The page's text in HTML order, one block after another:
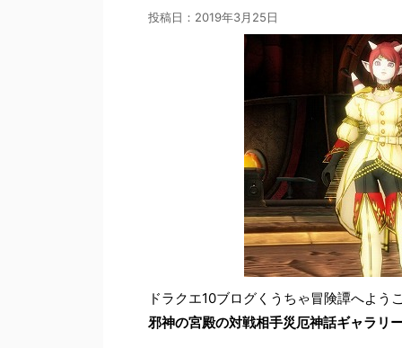
投稿日： 2019年3月25日
ドラクエ10ブログくうちゃ冒険譚へよう
邪神の宮殿の対戦相手災厄神話ギャラリ